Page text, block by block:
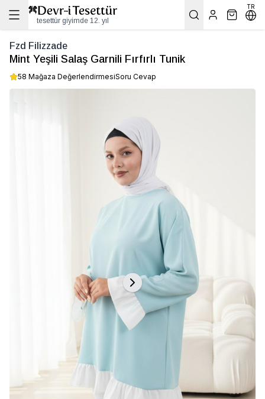
tesettür giyimde 12. yıl
TR
Fzd Filizzade
Mint Yeşili Salaş Garnili Fırfırlı Tunik
58 Mağaza DeğerlendirmesiSoru Cevap